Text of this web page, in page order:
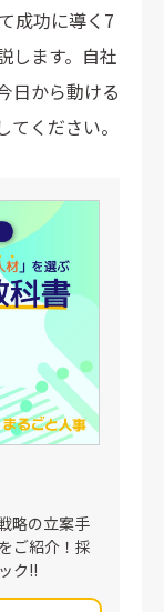
成功に導く7
します。自社
日から動ける
ください。
略の立案手
ご紹介！採
ク!!